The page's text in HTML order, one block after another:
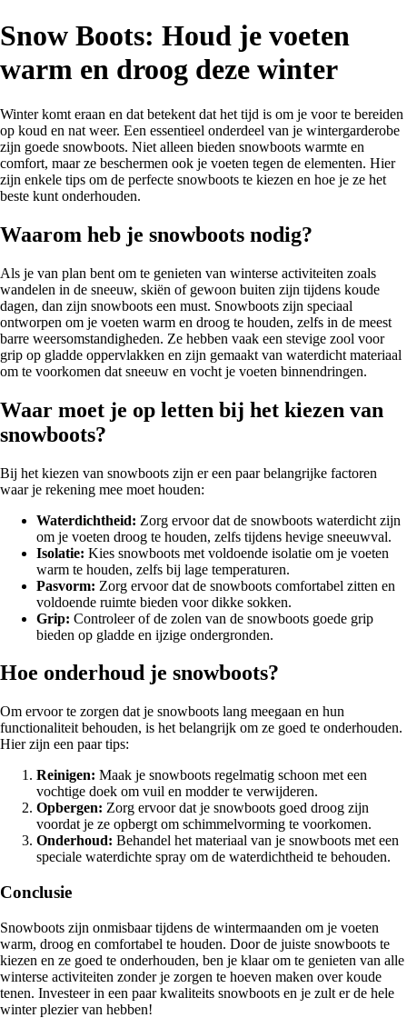
Snow Boots: Houd je voeten
warm en droog deze winter
Winter komt eraan en dat betekent dat het tijd is om je voor te bereiden
op koud en nat weer. Een essentieel onderdeel van je wintergarderobe
zijn goede snowboots. Niet alleen bieden snowboots warmte en
comfort, maar ze beschermen ook je voeten tegen de elementen. Hier
zijn enkele tips om de perfecte snowboots te kiezen en hoe je ze het
beste kunt onderhouden.
Waarom heb je snowboots nodig?
Als je van plan bent om te genieten van winterse activiteiten zoals
wandelen in de sneeuw, skiën of gewoon buiten zijn tijdens koude
dagen, dan zijn snowboots een must. Snowboots zijn speciaal
ontworpen om je voeten warm en droog te houden, zelfs in de meest
barre weersomstandigheden. Ze hebben vaak een stevige zool voor
grip op gladde oppervlakken en zijn gemaakt van waterdicht materiaal
om te voorkomen dat sneeuw en vocht je voeten binnendringen.
Waar moet je op letten bij het kiezen van
snowboots?
Bij het kiezen van snowboots zijn er een paar belangrijke factoren
waar je rekening mee moet houden:
Waterdichtheid: Zorg ervoor dat de snowboots waterdicht zijn
om je voeten droog te houden, zelfs tijdens hevige sneeuwval.
Isolatie: Kies snowboots met voldoende isolatie om je voeten
warm te houden, zelfs bij lage temperaturen.
Pasvorm: Zorg ervoor dat de snowboots comfortabel zitten en
voldoende ruimte bieden voor dikke sokken.
Grip: Controleer of de zolen van de snowboots goede grip
bieden op gladde en ijzige ondergronden.
Hoe onderhoud je snowboots?
Om ervoor te zorgen dat je snowboots lang meegaan en hun
functionaliteit behouden, is het belangrijk om ze goed te onderhouden.
Hier zijn een paar tips:
Reinigen: Maak je snowboots regelmatig schoon met een
vochtige doek om vuil en modder te verwijderen.
Opbergen: Zorg ervoor dat je snowboots goed droog zijn
voordat je ze opbergt om schimmelvorming te voorkomen.
Onderhoud: Behandel het materiaal van je snowboots met een
speciale waterdichte spray om de waterdichtheid te behouden.
Conclusie
Snowboots zijn onmisbaar tijdens de wintermaanden om je voeten
warm, droog en comfortabel te houden. Door de juiste snowboots te
kiezen en ze goed te onderhouden, ben je klaar om te genieten van alle
winterse activiteiten zonder je zorgen te hoeven maken over koude
tenen. Investeer in een paar kwaliteits snowboots en je zult er de hele
winter plezier van hebben!